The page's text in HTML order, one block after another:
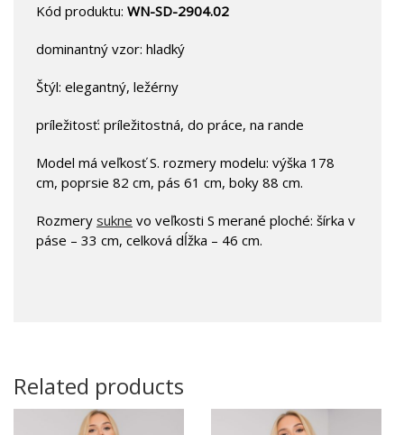
Kód produktu: WN-SD-2904.02
dominantný vzor: hladký
Štýl: elegantný, ležérny
príležitosť: príležitostná, do práce, na rande
Model má veľkosť S. rozmery modelu: výška 178
cm, poprsie 82 cm, pás 61 cm, boky 88 cm.
Rozmery sukne vo veľkosti S merané ploché: šírka v
páse – 33 cm, celková dĺžka – 46 cm.
Related products